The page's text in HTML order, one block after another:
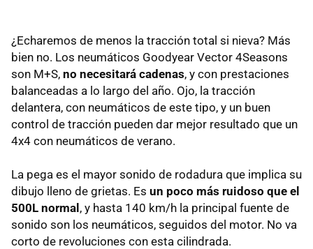
¿Echaremos de menos la tracción total si nieva? Más
bien no. Los neumáticos Goodyear Vector 4Seasons
son M+S, no necesitará cadenas, y con prestaciones
balanceadas a lo largo del año. Ojo, la tracción
delantera, con neumáticos de este tipo, y un buen
control de tracción pueden dar mejor resultado que un
4x4 con neumáticos de verano.
La pega es el mayor sonido de rodadura que implica su
dibujo lleno de grietas. Es un poco más ruidoso que el
500L normal, y hasta 140 km/h la principal fuente de
sonido son los neumáticos, seguidos del motor. No va
corto de revoluciones con esta cilindrada.